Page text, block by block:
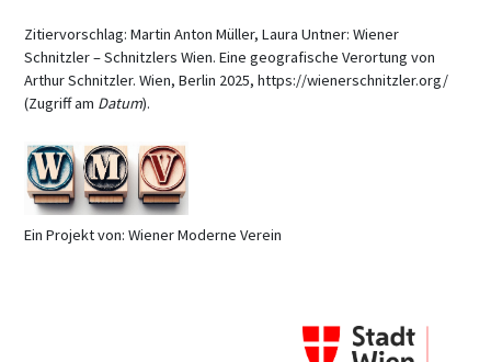
Zitiervorschlag: Martin Anton Müller, Laura Untner: Wiener
Schnitzler – Schnitzlers Wien. Eine geografische Verortung von
Arthur Schnitzler. Wien, Berlin 2025, https://wienerschnitzler.org/
(Zugriff am Datum).
Ein Projekt von: Wiener Moderne Verein